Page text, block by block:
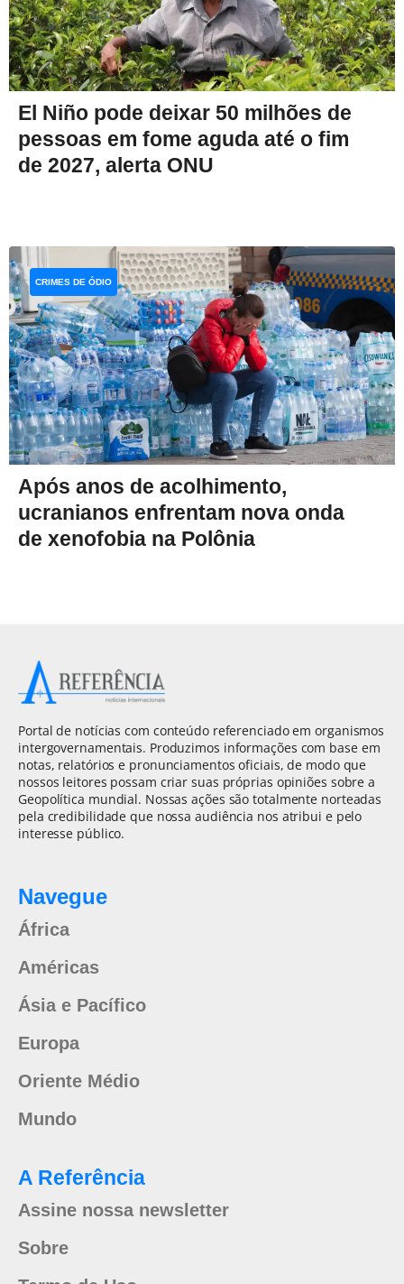
El Niño pode deixar 50 milhões de
pessoas em fome aguda até o fim
de 2027, alerta ONU
Após anos de acolhimento,
ucranianos enfrentam nova onda
de xenofobia na Polônia
CRIMES DE ÓDIO
Portal de notícias com conteúdo referenciado em organismos
intergovernamentais. Produzimos informações com base em
notas, relatórios e pronunciamentos oficiais, de modo que
nossos leitores possam criar suas próprias opiniões sobre a
Geopolítica mundial. Nossas ações são totalmente norteadas
pela credibilidade que nossa audiência nos atribui e pelo
interesse público.
Navegue
África
Américas
Ásia e Pacífico
Europa
Oriente Médio
Mundo
A Referência
Assine nossa newsletter
Sobre